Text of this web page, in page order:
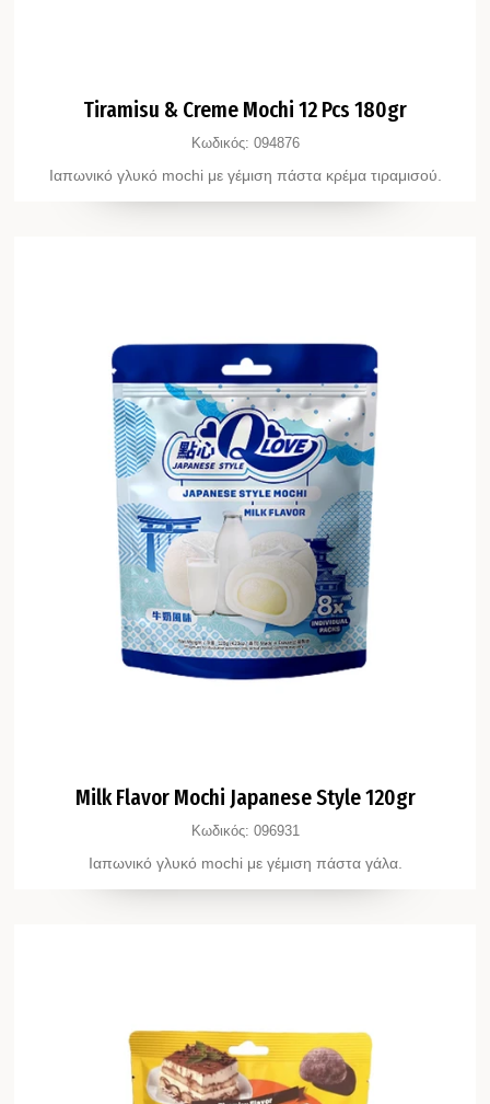
Tiramisu & Creme Mochi 12 Pcs 180gr
Κωδικός: 094876
Ιαπωνικό γλυκό mochi με γέμιση πάστα κρέμα τιραμισού.
Milk Flavor Mochi Japanese Style 120gr
Κωδικός: 096931
Ιαπωνικό γλυκό mochi με γέμιση πάστα γάλα.